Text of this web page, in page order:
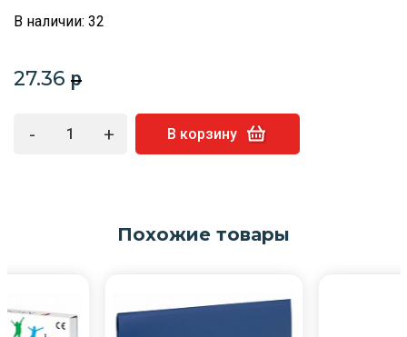
В наличии: 32
27.36 p
- + В корзину
Похожие товары